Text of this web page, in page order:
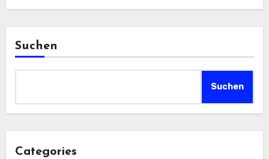
Suchen
Suchen
Categories